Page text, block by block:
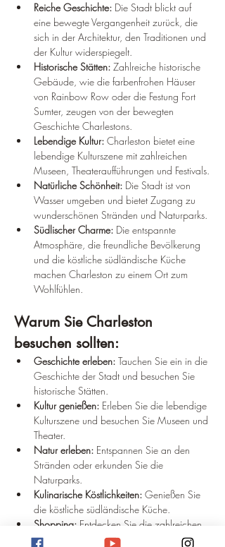
Reiche Geschichte: Die Stadt blickt auf
eine bewegte Vergangenheit zurück, die
sich in der Architektur, den Traditionen und
der Kultur widerspiegelt.
Historische Stätten: Zahlreiche historische
Gebäude, wie die farbenfrohen Häuser
von Rainbow Row oder die Festung Fort
Sumter, zeugen von der bewegten
Geschichte Charlestons.
Lebendige Kultur: Charleston bietet eine
lebendige Kulturszene mit zahlreichen
Museen, Theateraufführungen und Festivals.
Natürliche Schönheit: Die Stadt ist von
Wasser umgeben und bietet Zugang zu
wunderschönen Stränden und Naturparks.
Südlischer Charme: Die entspannte
Atmosphäre, die freundliche Bevölkerung
und die köstliche südländische Küche
machen Charleston zu einem Ort zum
Wohlfühlen.
Warum Sie Charleston
besuchen sollten:
Geschichte erleben: Tauchen Sie ein in die
Geschichte der Stadt und besuchen Sie
historische Stätten.
Kultur genießen: Erleben Sie die lebendige
Kulturszene und besuchen Sie Museen und
Theater.
Natur erleben: Entspannen Sie an den
Stränden oder erkunden Sie die
Naturparks.
Kulinarische Köstlichkeiten: Genießen Sie
die köstliche südländische Küche.
Shopping: Entdecken Sie die zahlreichen
Boutiquen und Geschäfte.